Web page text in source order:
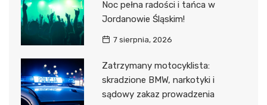
Noc pełna radości i tańca w
Jordanowie Śląskim!
7 sierpnia, 2026
Zatrzymany motocyklista:
skradzione BMW, narkotyki i
sądowy zakaz prowadzenia